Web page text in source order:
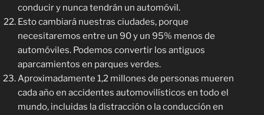
conducir y nunca tendrán un automóvil.
Esto cambiará nuestras ciudades, porque
necesitaremos entre un 90 y un 95% menos de
automóviles. Podemos convertir los antiguos
aparcamientos en parques verdes.
Aproximadamente 1,2 millones de personas mueren
cada año en accidentes automovilísticos en todo el
mundo, incluidas la distracción o la conducción en